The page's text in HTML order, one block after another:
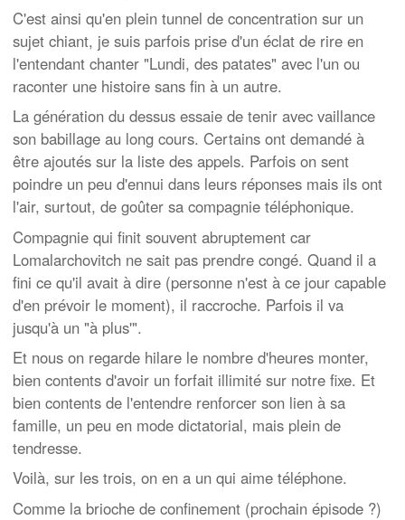
C'est ainsi qu'en plein tunnel de concentration sur un
sujet chiant, je suis parfois prise d'un éclat de rire en
l'entendant chanter "Lundi, des patates" avec l'un ou
raconter une histoire sans fin à un autre.
La génération du dessus essaie de tenir avec vaillance
son babillage au long cours. Certains ont demandé à
être ajoutés sur la liste des appels. Parfois on sent
poindre un peu d'ennui dans leurs réponses mais ils ont
l'air, surtout, de goûter sa compagnie téléphonique.
Compagnie qui finit souvent abruptement car
Lomalarchovitch ne sait pas prendre congé. Quand il a
fini ce qu'il avait à dire (personne n'est à ce jour capable
d'en prévoir le moment), il raccroche. Parfois il va
jusqu'à un "à plus'".
Et nous on regarde hilare le nombre d'heures monter,
bien contents d'avoir un forfait illimité sur notre fixe. Et
bien contents de l'entendre renforcer son lien à sa
famille, un peu en mode dictatorial, mais plein de
tendresse.
Voilà, sur les trois, on en a un qui aime téléphone.
Comme la brioche de confinement (prochain épisode ?)